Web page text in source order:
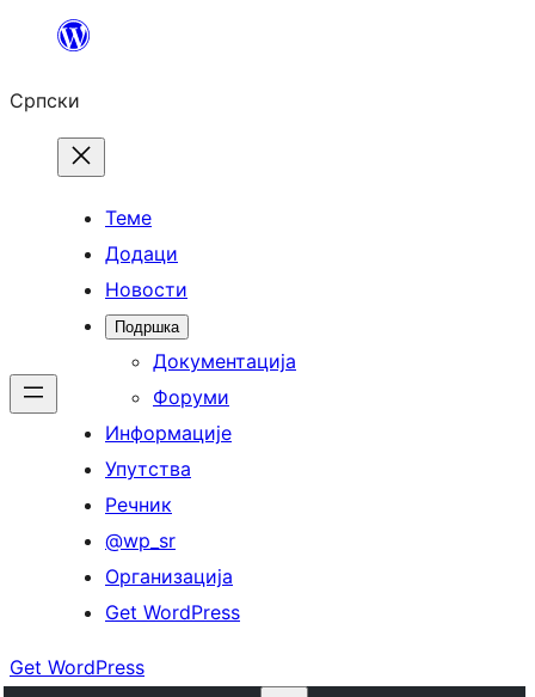
Скочи
садржај
Српски
Теме
Додаци
Новости
Подршка
Документација
Форуми
Информације
Упутства
Речник
@wp_sr
Организација
Get WordPress
Get WordPress